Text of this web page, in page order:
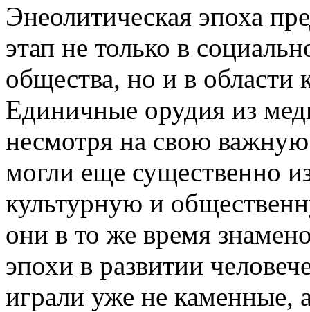
Энеолитическая эпоха
этап не только в
общества, но и в области
Единичные орудия из
несмотря на свою
могли еще существенно
культурную и
они в то же время
эпохи в развитии
играли уже не каменные,